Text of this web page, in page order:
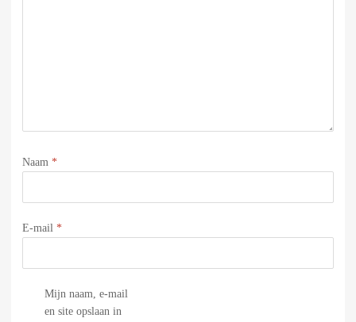
Naam *
E-mail *
Mijn naam, e-mail
en site opslaan in